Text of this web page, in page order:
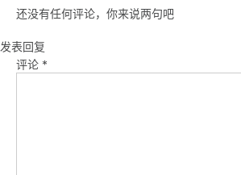
还没有任何评论，你来说两句吧
发表回复
评论 *